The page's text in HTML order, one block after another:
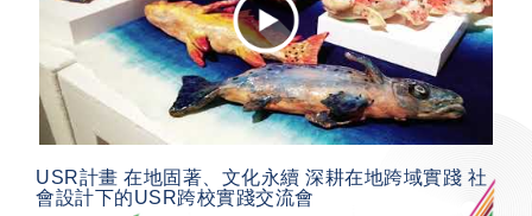
USR計畫 在地固著、文化永續 深耕在地跨域實踐 社
會設計下的USR跨校實踐交流會